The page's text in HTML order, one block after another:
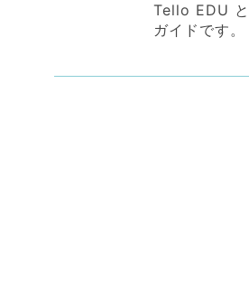
Tello EDU
ガイドです。